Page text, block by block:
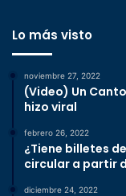
Lo más visto
noviembre 27, 2022
(Video) Un
hizo viral
febrero 26, 2022
¿Tiene billetes
circular a partir
diciembre 24, 2022